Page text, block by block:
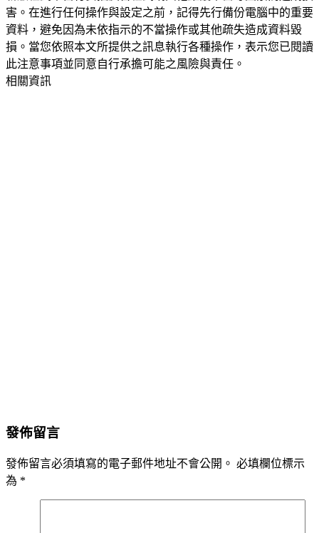
害。在進行任何操作與設定之前，記得先行備份電腦中的重要
資料，避免因為未依指示的不當操作或其他疏失造成資料毀
損。當您依照本文所提供之訊息執行各種操作，表示您已閱讀
此注意事項並同意自行承擔可能之風險與責任。
相關資訊
發佈留言
發佈留言必須填寫的電子郵件地址不會公開。 必填欄位標示
為 *